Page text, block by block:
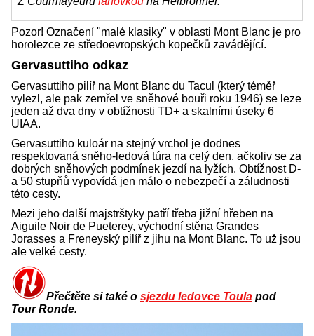
Pozor! Označení "malé klasiky" v oblasti Mont Blanc je pro
horolezce ze středoevropských kopečků zavádějící.
Gervasuttiho odkaz
Gervasuttiho pilíř na Mont Blanc du Tacul (který téměř
vylezl, ale pak zemřel ve sněhové bouři roku 1946) se leze
jeden až dva dny v obtížnosti TD+ a skalními úseky 6
UIAA.
Gervasuttiho kuloár na stejný vrchol je dodnes
respektovaná sněho-ledová túra na celý den, ačkoliv se za
dobrých sněhových podmínek jezdí na lyžích. Obtížnost D-
a 50 stupňů vypovídá jen málo o nebezpečí a záludnosti
této cesty.
Mezi jeho další majstrštyky patří třeba jižní hřeben na
Aiguile Noir de Pueterey, východní stěna Grandes
Jorasses a Freneyský pilíř z jihu na Mont Blanc. To už jsou
ale velké cesty.
Přečtěte si také o sjezdu ledovce Toula pod
Tour Ronde.